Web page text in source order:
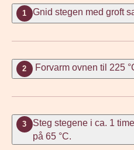
1 Gnid stegen med groft
2 Forvarm ovnen til 225
3
Steg stegene i ca. 1
på 65 °C.